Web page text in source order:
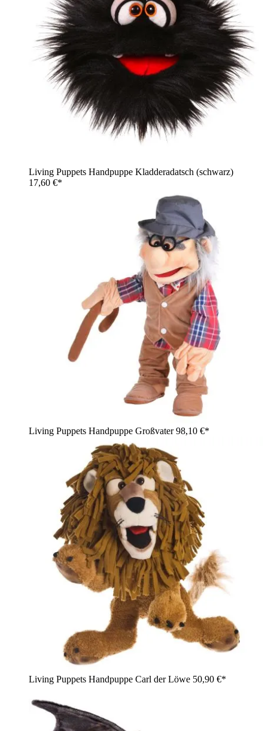
Living Puppets Handpuppe Kladderadatsch (schwarz)
17,60 €*
Living Puppets Handpuppe Großvater98,10 €*
Living Puppets Handpuppe Carl der Löwe 50,90 €*